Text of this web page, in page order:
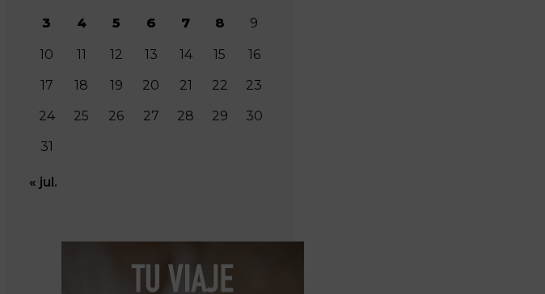
3 4 5 6 7 8 9
10 11 12 13 14 15
16
17
18 19 20 21 22
23
24
25 26 27 28 29
30
31
« jul.